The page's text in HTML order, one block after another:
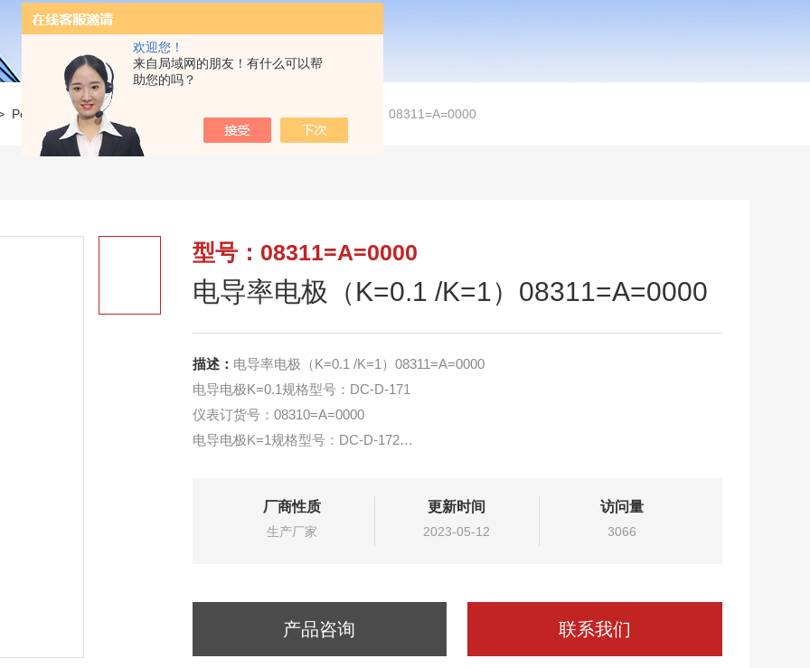
欢迎您！
来自局域网的朋友！有什么可以帮
助您的吗？
Polymetron仪表配件 08311=A=0000电导率电极（K=0.1 /K=1）08311=A=0000
型号：08311=A=0000
电导率电极（K=0.1 /K=1）08311=A=0000
描述： 电导率电极（K=0.1 /K=1）08311=A=0000
电导电极K=0.1规格型号：DC-D-171
仪表订货号：08310=A=0000
电导电极K=1规格型号：DC-D-172
用于9125型电导率硅酸根分析仪。
厂商性质
生产厂家
更新时间
2023-05-12
访问量
3066
产品咨询 联系我们